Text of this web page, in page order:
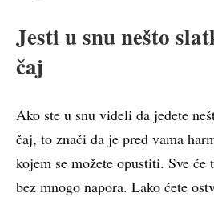
Jesti u snu nešto
čaj
Ako ste u snu videli da jedete
čaj, to znači da je pred vama
kojem se možete opustiti. Sve
bez mnogo napora. Lako ćete